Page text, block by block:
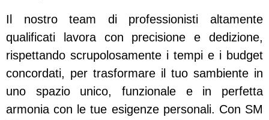
Il nostro team di professionisti altamente
qualificati lavora con precisione e dedizione,
rispettando scrupolosamente i tempi e i budget
concordati, per trasformare il tuo sambiente in
uno spazio unico, funzionale e in perfetta
armonia con le tue esigenze personali. Con SM